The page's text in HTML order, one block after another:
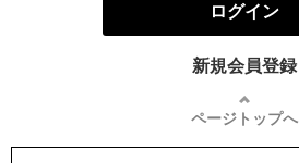
ログイン
新規会員登録
ページトップへ